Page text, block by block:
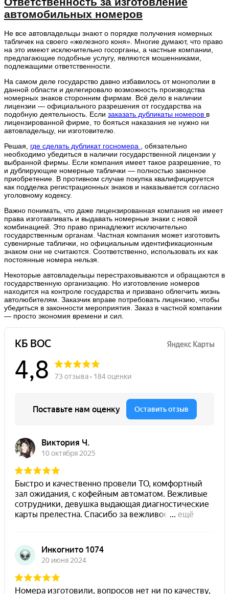
автомобильных номеров
Не все автовладельцы знают о порядке получения номерных
табличек на своего «железного коня». Многие думают, что право
на это имеют исключительно госорганы, а частные компании,
предлагающие подобные услугу, являются мошенниками,
подлежащими ответственности.
На самом деле государство давно избавилось от монополии в
данной области и делегировало возможность производства
номерных знаков сторонним фирмам. Всё дело в наличии
лицензии — официального разрешения от государства на
подобную деятельность. Если заказать дубликаты номеров в
лицензированной фирме, то бояться наказания не нужно ни
автовладельцу, ни изготовителю.
Решая, где сделать дубликат госномера
, обязательно
необходимо убедиться в наличии государственной лицензии у
выбранной фирмы. Если компания имеет такое разрешение, то
и дублирующие номерные таблички — полностью законное
приобретение. В противном случае покупка квалифицируется
как подделка регистрационных знаков и наказывается согласно
уголовному кодексу.
Важно понимать, что даже лицензированная компания не имеет
права изготавливать и выдавать номерные знаки с новой
комбинацией. Это право принадлежит исключительно
государственным органам. Частная компания может изготовить
сувенирные таблички, но официальным идентификационным
знаком они не считаются. Соответственно, использовать их как
постоянные номера нельзя.
Некоторые автовладельцы перестраховываются и обращаются в
государственную организацию. Но изготовление номеров
находится на контроле государства и призвано облегчить жизнь
автолюбителям. Заказчик вправе потребовать лицензию, чтобы
убедиться в законности мероприятия. Заказ в частной компании
— просто экономия времени и сил.